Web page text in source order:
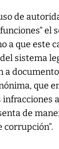
de
el
a que este
sistema
a
que
de
corrupción”.